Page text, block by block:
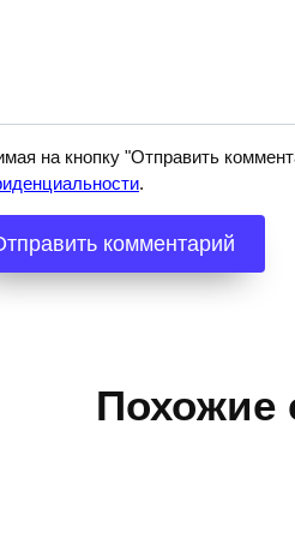
на кнопку "Отправить
.
Похожие